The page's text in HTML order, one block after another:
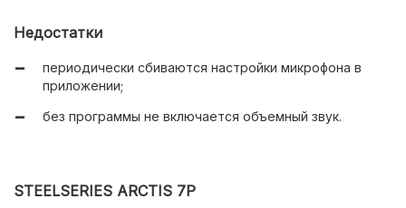
цифровая обработка голоса в онлайн-режиме;
тканевая оплетка кабеля;
Недостатки
периодически сбиваются настройки микрофона в
приложении;
без программы не включается объемный звук.
STEELSERIES ARCTIS 7P